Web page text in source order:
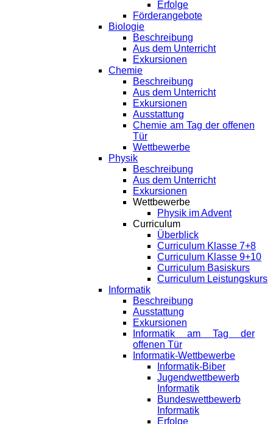
Erfolge
Förderangebote
Biologie
Beschreibung
Aus dem Unterricht
Exkursionen
Chemie
Beschreibung
Aus dem Unterricht
Exkursionen
Ausstattung
Chemie am Tag der offenen
Tür
Wettbewerbe
Physik
Beschreibung
Aus dem Unterricht
Exkursionen
Wettbewerbe
Physik im Advent
Curriculum
Überblick
Curriculum Klasse 7+8
Curriculum Klasse 9+10
Curriculum Basiskurs
Curriculum Leistungskurs
Informatik
Beschreibung
Ausstattung
Exkursionen
Informatik am Tag der
offenen Tür
Informatik-Wettbewerbe
Informatik-Biber
Jugendwettbewerb
Informatik
Bundeswettbewerb
Informatik
Erfolge